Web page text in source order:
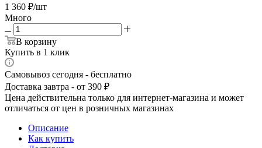
1 360 ₽/шт
Много
В корзину
Купить в 1 клик
Самовывоз сегодня - бесплатно
Доставка завтра - от 390 ₽
Цена действительна только для интернет-магазина и может
отличаться от цен в розничных магазинах
Описание
Как купить